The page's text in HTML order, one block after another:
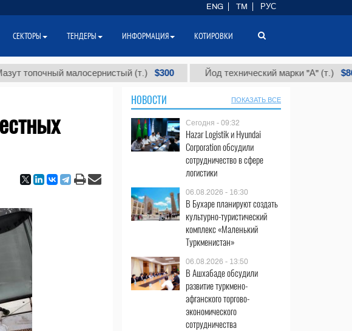
малосернистый (т.) $300 Йод технический марки "А" (т.) $86 000
НОВОСТИ ПОКАЗАТЬ ВСЕ
Сегодня - 09:32
Hazar Logistik и Hyundai
Corporation обсудили
сотрудничество в сфере
логистики
06.08.2026 - 16:30
В Бухаре планируют создать
культурно-туристический
комплекс «Маленький
Туркменистан»
06.08.2026 - 13:50
В Ашхабаде обсудили
развитие туркмено-
афганского торгово-
экономического
сотрудничества
ENG TM РУС
СЕКТОРЫ ТЕНДЕРЫ ИНФОРМАЦИЯ КОТИРОВКИ